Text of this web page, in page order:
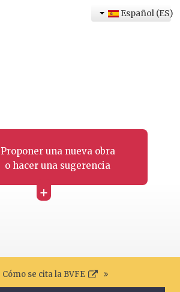
Proponer una nueva obra
o hacer una sugerencia
+
Español (ES)
Cómo se cita la BVFE